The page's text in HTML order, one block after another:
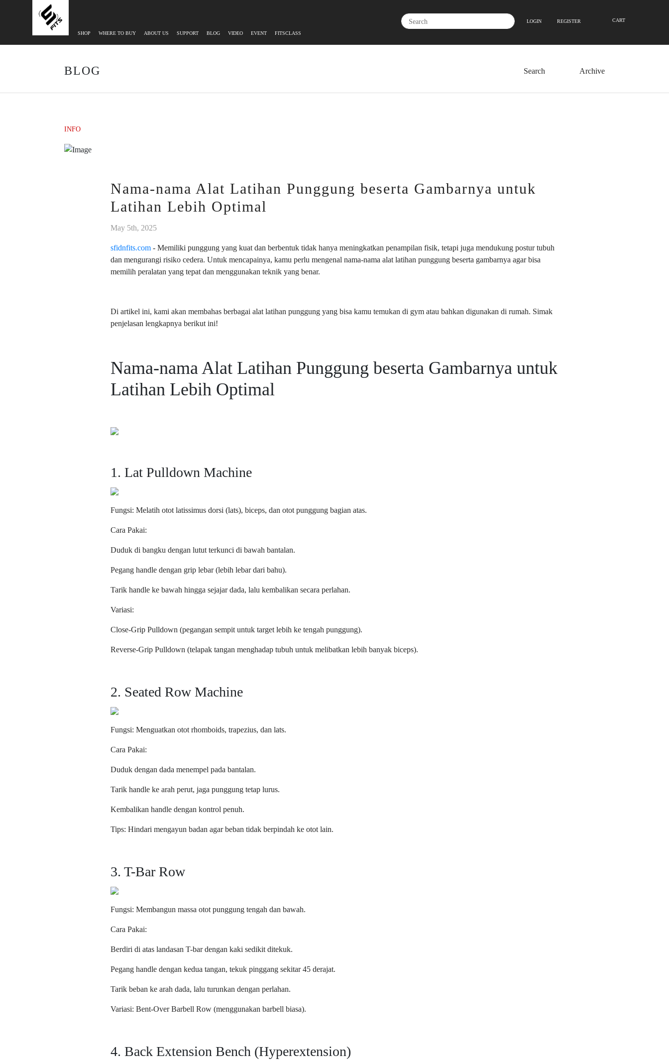
SHOP WHERE TO BUY ABOUT US SUPPORT BLOG VIDEO EVENT FITSCLASS
LOGIN REGISTER CART
BLOG Archive
INFO
Nama-nama Alat Latihan Punggung beserta Gambarnya untuk
Latihan Lebih Optimal
May 5th, 2025
sfidnfits.com - Memiliki punggung yang kuat dan berbentuk tidak hanya meningkatkan penampilan fisik, tetapi juga mendukung postur tubuh
dan mengurangi risiko cedera. Untuk mencapainya, kamu perlu mengenal nama-nama alat latihan punggung beserta gambarnya agar bisa
memilih peralatan yang tepat dan menggunakan teknik yang benar.
Di artikel ini, kami akan membahas berbagai alat latihan punggung yang bisa kamu temukan di gym atau bahkan digunakan di rumah. Simak
penjelasan lengkapnya berikut ini!
Nama-nama Alat Latihan Punggung beserta Gambarnya untuk
Latihan Lebih Optimal
1. Lat Pulldown Machine
Fungsi: Melatih otot latissimus dorsi (lats), biceps, dan otot punggung bagian atas.
Cara Pakai:
Duduk di bangku dengan lutut terkunci di bawah bantalan.
Pegang handle dengan grip lebar (lebih lebar dari bahu).
Tarik handle ke bawah hingga sejajar dada, lalu kembalikan secara perlahan.
Variasi:
Close-Grip Pulldown (pegangan sempit untuk target lebih ke tengah punggung).
Reverse-Grip Pulldown (telapak tangan menghadap tubuh untuk melibatkan lebih banyak biceps).
2. Seated Row Machine
Fungsi: Menguatkan otot rhomboids, trapezius, dan lats.
Cara Pakai:
Duduk dengan dada menempel pada bantalan.
Tarik handle ke arah perut, jaga punggung tetap lurus.
Kembalikan handle dengan kontrol penuh.
Tips: Hindari mengayun badan agar beban tidak berpindah ke otot lain.
3. T-Bar Row
Fungsi: Membangun massa otot punggung tengah dan bawah.
Cara Pakai:
Berdiri di atas landasan T-bar dengan kaki sedikit ditekuk.
Pegang handle dengan kedua tangan, tekuk pinggang sekitar 45 derajat.
Tarik beban ke arah dada, lalu turunkan dengan perlahan.
Variasi: Bent-Over Barbell Row (menggunakan barbell biasa).
4. Back Extension Bench (Hyperextension)